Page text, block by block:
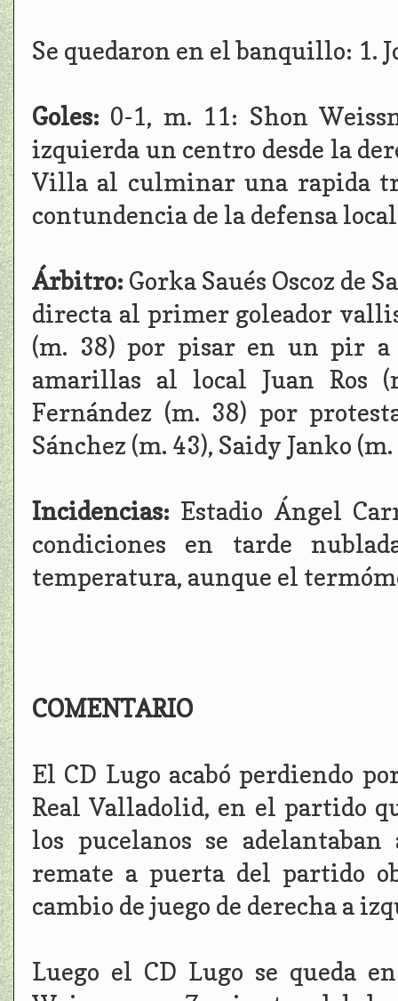
Se quedaron en el banquillo: 1.
Goles: 0-1, m. 11: Shon
izquierda un centro desde la
Villa al culminar una rapida
contundencia de la defensa
Árbitro: Gorka Saués Oscoz de
directa al primer goleador
(m. 38) por pisar en un pir a
amarillas al local Juan Ros
Fernández (m. 38) por
Sánchez (m. 43), Saidy Janko
Incidencias: Estadio Ángel
condiciones en tarde
temperatura, aunque el
COMENTARIO
El CD Lugo acabó perdiendo
Real Valladolid, en el partido
los pucelanos se
remate a puerta del partido
cambio de juego de derecha a
Luego el CD Lugo se queda